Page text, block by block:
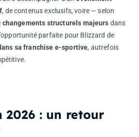
, de contenus exclusifs, voire — selon
changements structurels majeurs dans
parfaite pour Blizzard de
sa franchise e-sportive, autrefois
2026 : un retour